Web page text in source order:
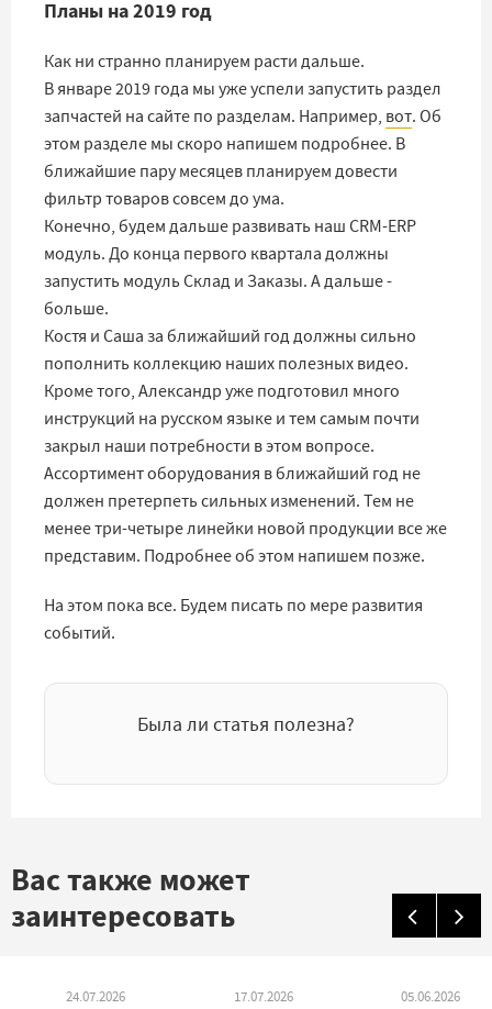
Планы на 2019 год
Как ни странно планируем расти дальше.
В январе 2019 года мы уже успели запустить раздел
запчастей на сайте по разделам. Например, вот. Об
этом разделе мы скоро напишем подробнее. В
ближайшие пару месяцев планируем довести
фильтр товаров совсем до ума.
Конечно, будем дальше развивать наш CRM-ERP
модуль. До конца первого квартала должны
запустить модуль Склад и Заказы. А дальше -
больше.
Костя и Саша за ближайший год должны сильно
пополнить коллекцию наших полезных видео.
Кроме того, Александр уже подготовил много
инструкций на русском языке и тем самым почти
закрыл наши потребности в этом вопросе.
Ассортимент оборудования в ближайший год не
должен претерпеть сильных изменений. Тем не
менее три-четыре линейки новой продукции все же
представим. Подробнее об этом напишем позже.
На этом пока все. Будем писать по мере развития
событий.
Была ли статья полезна?
Вас также может
заинтересовать
24.07.2026 17.07.2026 05.06.2026